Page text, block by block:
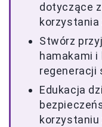
dotyczące
Stwórz
hamakami
regeneracji
Edukacja